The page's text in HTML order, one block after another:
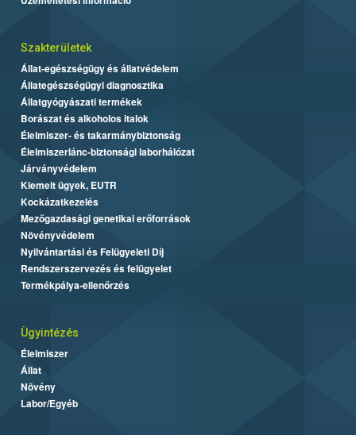
Szakterületek
Állat-egészségügy és állatvédelem
Állategészségügyi diagnosztika
Állatgyógyászati termékek
Borászat és alkoholos italok
Élelmiszer- és takarmánybiztonság
Élelmiszerlánc-biztonsági laborhálózat
Járványvédelem
Kiemelt ügyek, EUTR
Kockázatkezelés
Mezőgazdasági genetikai erőforrások
Növényvédelem
Nyilvántartási és Felügyeleti Díj
Rendszerszervezés és felügyelet
Termékpálya-ellenőrzés
Ügyintézés
Élelmiszer
Állat
Növény
Labor/Egyéb